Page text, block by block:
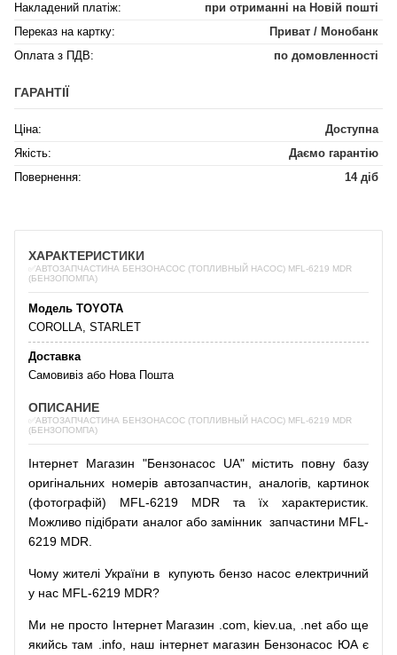
Накладений платіж:
при отриманні на Новій пошті
Переказ на картку:
Приват / Монобанк
Оплата з ПДВ:
по домовленності
ГАРАНТІЇ
Ціна:
Доступна
Якість:
Даємо гарантію
Повернення:
14 діб
ХАРАКТЕРИСТИКИ
✅АВТОЗАПЧАСТИНА БЕНЗОНАСОС (ТОПЛИВНЫЙ НАСОС) MFL-6219 MDR
(БЕНЗОПОМПА)
Модель TOYOTA
COROLLA, STARLET
Доставка
Самовивіз або Нова Пошта
ОПИСАНИЕ
✅АВТОЗАПЧАСТИНА БЕНЗОНАСОС (ТОПЛИВНЫЙ НАСОС) MFL-6219 MDR
(БЕНЗОПОМПА)
Інтернет Магазин "Бензонасос UA" містить повну базу
оригінальних номерів автозапчастин аналогів,
картинок
(фотографій) MFL-6219 MDR та їх характеристик.
Можливо підібрати аналог або замінник запчастини MFL-
6219 MDR.
Чому жителі України в купують бензо насос електричний
у нас MFL-6219 MDR?
Ми не просто Інтернет Магазин .com kiev.ua .net або ще
якийсь там .info, наш інтернет магазин Бензонасос ЮА є